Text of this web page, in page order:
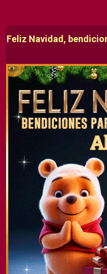
Feliz Navidad,